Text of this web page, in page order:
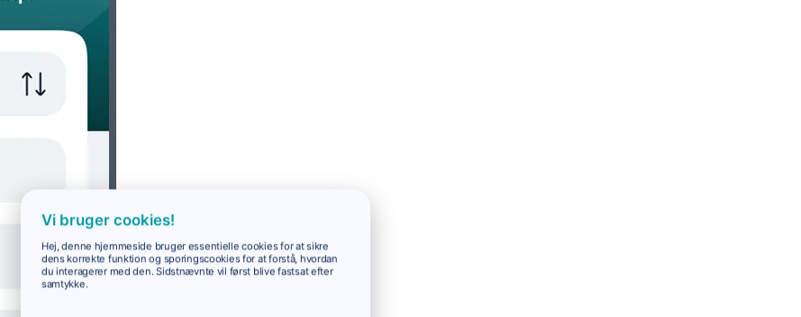
Vi bruger cookies!
Hej, denne hjemmeside bruger essentielle cookies for at sikre
dens korrekte funktion og sporingscookies for at forstå, hvordan
du interagerer med den. Sidstnævnte vil først blive fastsat efter
samtykke.